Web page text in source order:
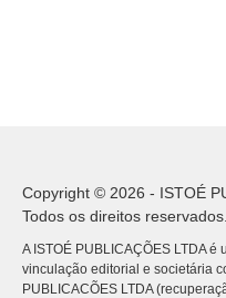
Copyright © 2026 - ISTOÉ
Todos os direitos reservados.
A ISTOÉ PUBLICAÇÕES LTDA
vinculação editorial e societária
PUBLICACÕES LTDA